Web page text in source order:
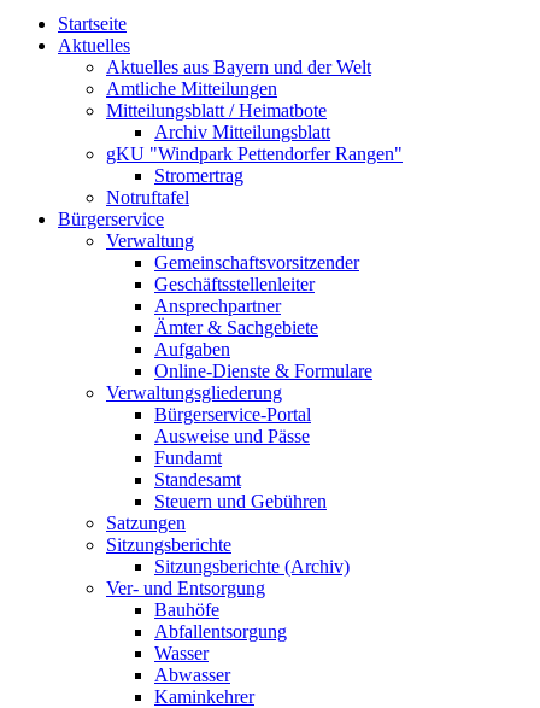
Startseite
Aktuelles
Aktuelles aus Bayern und der Welt
Amtliche Mitteilungen
Mitteilungsblatt / Heimatbote
Archiv Mitteilungsblatt
gKU "Windpark Pettendorfer Rangen"
Stromertrag
Notruftafel
Bürgerservice
Verwaltung
Gemeinschaftsvorsitzender
Geschäftsstellenleiter
Ansprechpartner
Ämter & Sachgebiete
Aufgaben
Online-Dienste & Formulare
Verwaltungsgliederung
Bürgerservice-Portal
Ausweise und Pässe
Fundamt
Standesamt
Steuern und Gebühren
Satzungen
Sitzungsberichte
Sitzungsberichte (Archiv)
Ver- und Entsorgung
Bauhöfe
Abfallentsorgung
Wasser
Abwasser
Kaminkehrer